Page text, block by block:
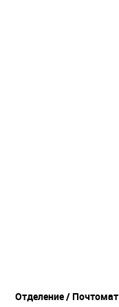
Отделение / Почтомат